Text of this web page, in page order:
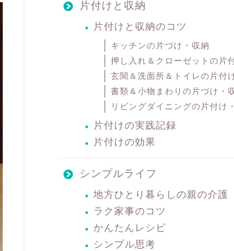
片付けと収納
片付けと収納のコツ
キッチンの片づけ・収納
押し入れ＆クローゼットの片
玄関＆洗面所＆トイレの片付
書類＆小物まわりの片づけ・
リビングダイニングの片付け
片付けの実践記録
片付けの効果
シンプルライフ
地方ひとり暮らしの親の介護
ラク家事のコツ
かんたんレシピ
シンプル思考